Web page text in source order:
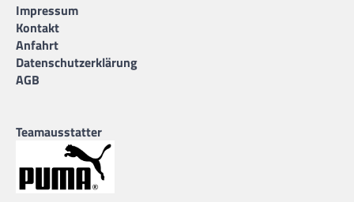
Impressum
Kontakt
Anfahrt
Datenschutzerklärung
AGB
Teamausstatter